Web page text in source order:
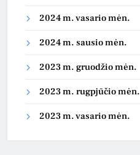
2024 m. vasario mėn.
2024 m. sausio mėn.
2023 m. gruodžio mėn.
2023 m. rugpjūčio mėn.
2023 m. vasario mėn.